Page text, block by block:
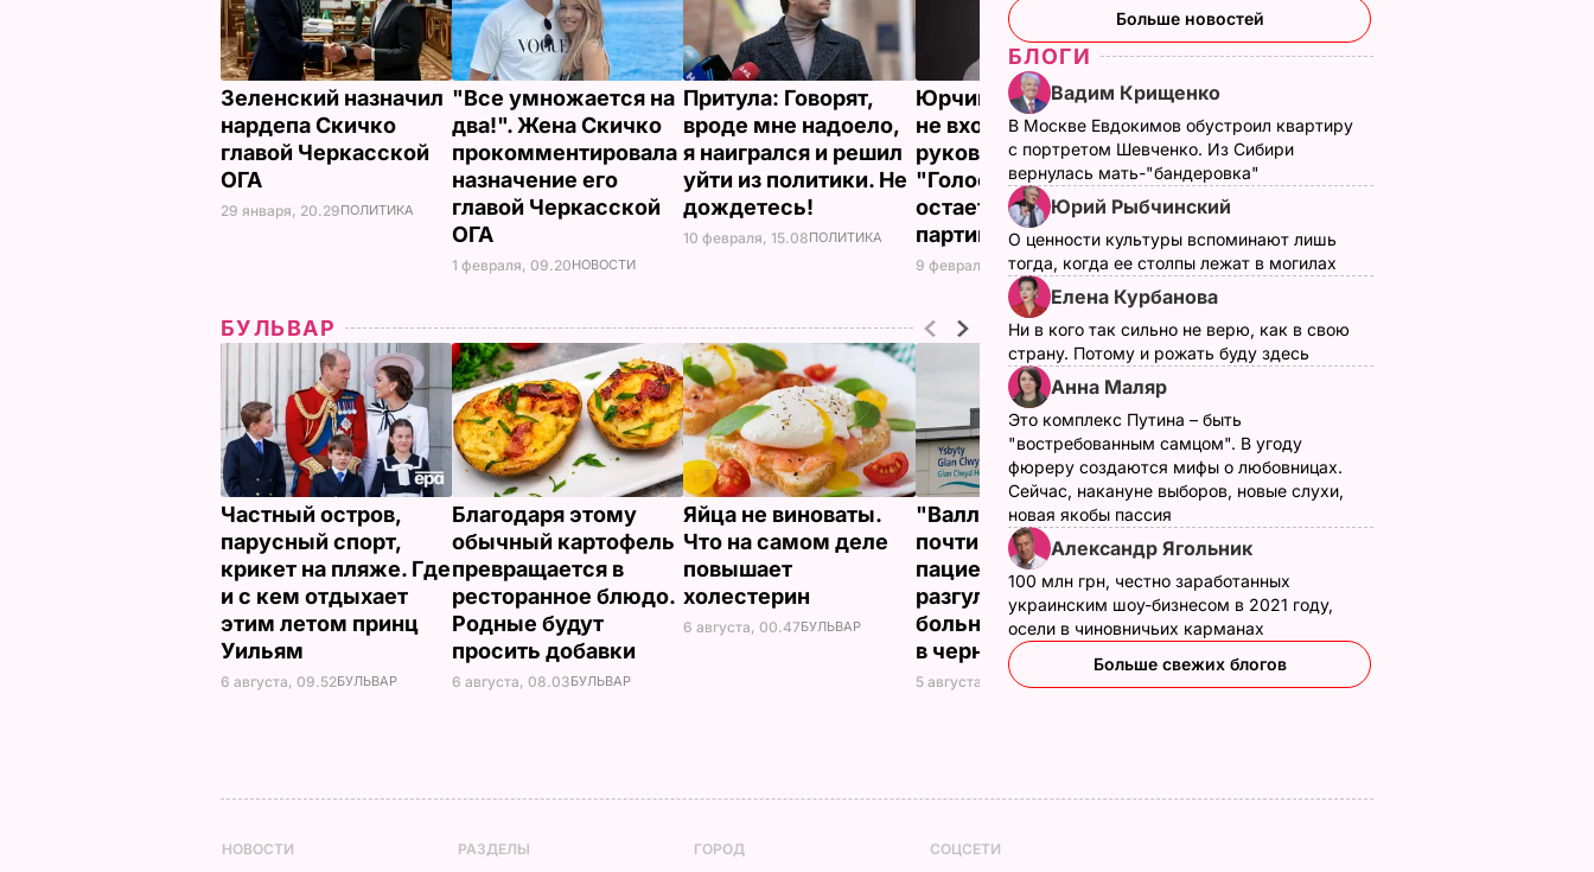
Зеленский назначил
нардепа Скичко
главой Черкасской
ОГА
29 января, 20.29ПОЛИТИКА
"Все умножается на
два!". Жена Скичко
прокомментировала
назначение его
главой Черкасской
ОГА
1 февраля, 09.20НОВОСТИ
Притула: Говорят,
вроде мне надоело,
я наигрался и решил
уйти из политики. Не
дождетесь!
10 февраля, 15.08ПОЛИТИКА
Юрчишин: Притула
не входит в
руководство
"Голоса", но
остается членом
партии
9 февраля, 13.33ПОЛИТИКА
БУЛЬВАР
Частный остров,
парусный спорт,
крикет на пляже. Где
и с кем отдыхает
этим летом принц
Уильям
6 августа, 09.52БУЛЬВАР
Благодаря этому
обычный картофель
превращается в
ресторанное блюдо.
Родные будут
просить добавки
6 августа, 08.03БУЛЬВАР
Яйца не виноваты.
Что на самом деле
повышает
холестерин
6 августа, 00.47БУЛЬВАР
"Валлийский упырь"
почти час пугал
пациентов,
разгуливая на крыше
больницы с косой и
в черном балахоне
5 августа, 23.32
"Именно там его
навещают члены
семьи в течение
лета". Где отдыхают
Чарльз III и его жена
Больше новостей
БЛОГИ
Вадим Крищенко
В Москве Евдокимов обустроил квартиру
с портретом Шевченко. Из Сибири
вернулась мать-"бандеровка"
Юрий Рыбчинский
О ценности культуры вспоминают лишь
тогда, когда ее столпы лежат в могилах
Елена Курбанова
Ни в кого так сильно не верю, как в свою
страну. Потому и рожать буду здесь
Анна Маляр
Это комплекс Путина – быть
"востребованным самцом". В угоду
фюреру создаются мифы о любовницах.
Сейчас, накануне выборов, новые слухи,
новая якобы пассия
Александр Ягольник
100 млн грн, честно заработанных
украинским шоу-бизнесом в 2021 году,
осели в чиновничьих карманах
Больше свежих блогов
НОВОСТИ РАЗДЕЛЫ ГОРОД СОЦСЕТИ